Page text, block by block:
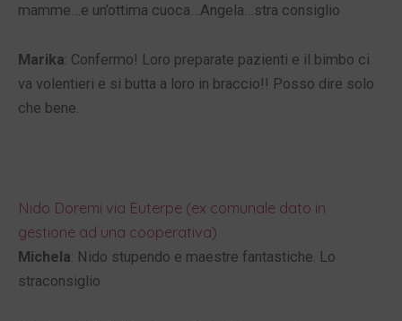
mamme…e un’ottima cuoca…Angela…stra consiglio
Marika: Confermo! Loro preparate pazienti e il bimbo ci
va volentieri e si butta a loro in braccio!! Posso dire solo
che bene.
Nido Doremi via Euterpe (ex comunale dato in
gestione ad una cooperativa)
Michela: Nido stupendo e maestre fantastiche. Lo
straconsiglio